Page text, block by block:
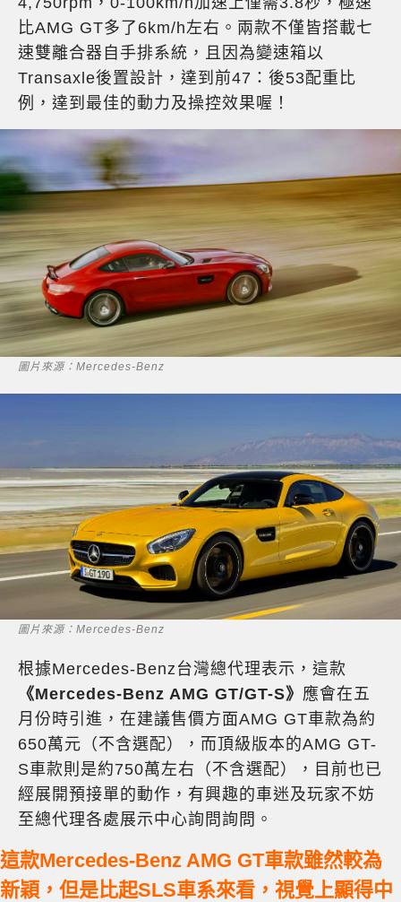
比AMG GT多了6km/h左右。兩款不僅皆搭載七
速雙離合器自手排系統，且因為變速箱以
Transaxle後置設計，達到前47：後53配重比
例，達到最佳的動力及操控效果喔！
圖片來源：Mercedes-Benz
圖片來源：Mercedes-Benz
根據Mercedes-Benz台灣總代理表示，這款
《Mercedes-Benz AMG GT/GT-S》 應會在五
月份時引進，在建議售價方面AMG GT車款為約
650萬元（不含選配），而頂級版本的AMG GT-
S車款則是約750萬左右（不含選配），目前也已
經展開預接單的動作，有興趣的車迷及玩家不妨
至總代理各處展示中心詢問詢問。
這款Mercedes-Benz AMG GT車款雖然較為
新穎，但是比起SLS車系來看，視覺上顯得中